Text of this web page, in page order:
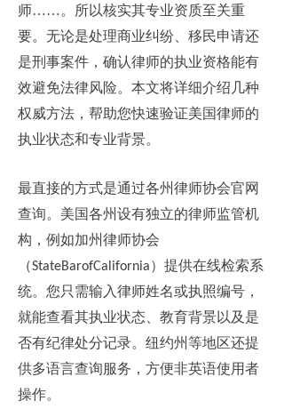
师……。所以核实其专业资质至关重
要。无论是处理商业纠纷、移民申请还
是刑事案件，确认律师的执业资格能有
效避免法律风险。本文将详细介绍几种
权威方法，帮助您快速验证美国律师的
执业状态和专业背景。
最直接的方式是通过各州律师协会官网
查询。美国各州设有独立的律师监管机
构，例如加州律师协会
（StateBarofCalifornia）提供在线检索系
统。您只需输入律师姓名或执照编号，
就能查看其执业状态、教育背景以及是
否有纪律处分记录。纽约州等地区还提
供多语言查询服务，方便非英语使用者
操作。